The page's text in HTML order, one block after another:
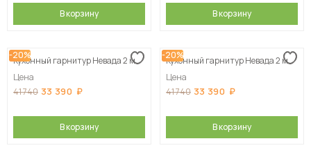
В корзину В корзину
-20%
Кухонный гарнитур Невада 2 м
Цена
41 740 33 390
В корзину
-20%
Кухонный гарнитур Невада 2 м
Цена
41 740 33 390
В корзину